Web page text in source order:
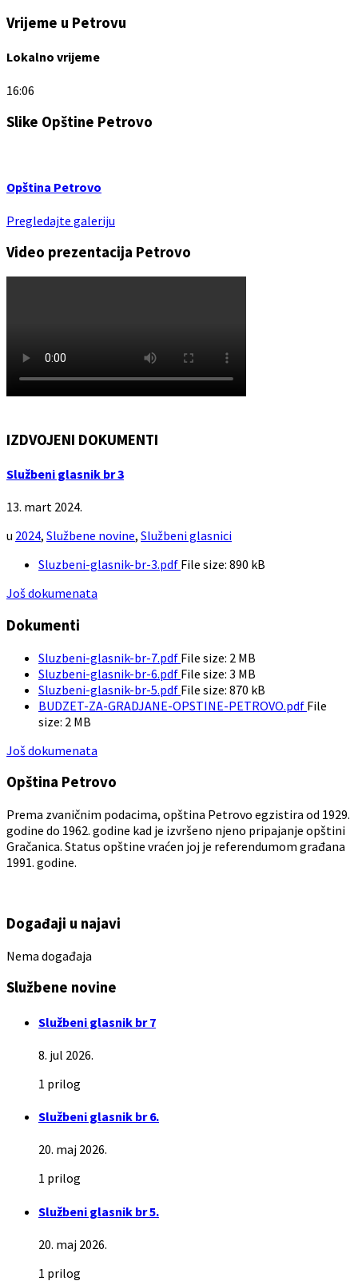
Vrijeme u Petrovu
Lokalno vrijeme
16:06
Slike Opštine Petrovo
Opština Petrovo
Pregledajte galeriju
Video prezentacija Petrovo
IZDVOJENI DOKUMENTI
Službeni glasnik br 3
13. mart 2024.
u 2024, Službene novine, Službeni glasnici
Sluzbeni-glasnik-br-3.pdf File size: 890 kB
Još dokumenata
Dokumenti
Sluzbeni-glasnik-br-7.pdf File size: 2 MB
Sluzbeni-glasnik-br-6.pdf File size: 3 MB
Sluzbeni-glasnik-br-5.pdf File size: 870 kB
BUDZET-ZA-GRADJANE-OPSTINE-PETROVO.pdf File
size: 2 MB
Još dokumenata
Opština Petrovo
Prema zvaničnim podacima, opština Petrovo egzistira od 1929.
godine do 1962. godine kad je izvršeno njeno pripajanje opštini
Gračanica. Status opštine vraćen joj je referendumom građana
1991. godine.
Događaji u najavi
Nema događaja
Službene novine
Službeni glasnik br 7
8. jul 2026.
1 prilog
Službeni glasnik br 6.
20. maj 2026.
1 prilog
Službeni glasnik br 5.
20. maj 2026.
1 prilog